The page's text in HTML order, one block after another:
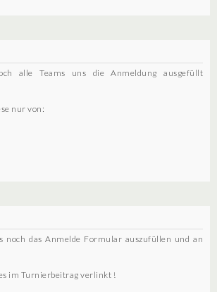
alle Teams uns die Anmeldung ausgefüllt
nur von:
noch das Anmelde Formular auszufüllen und an
im Turnierbeitrag verlinkt !